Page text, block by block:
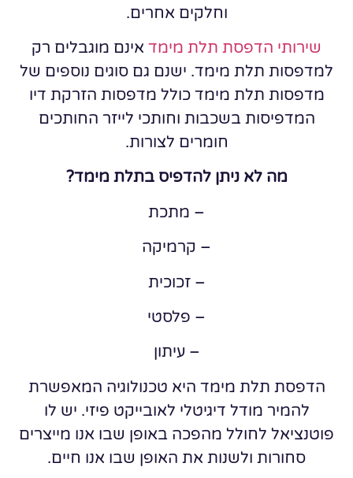
וחלקים אחרים.
שירותי הדפסת תלת מימד אינם מוגבלים רק
למדפסות תלת מימד. ישנם גם סוגים נוספים של
מדפסות תלת מימד כולל מדפסות הזרקת דיו
המדפיסות בשכבות וחותכי לייזר החותכים
חומרים לצורות.
מה לא ניתן להדפיס בתלת מימד?
– מתכת
– קרמיקה
– זכוכית
– פלסטי
– עיתון
הדפסת תלת מימד היא טכנולוגיה המאפשרת
להמיר מודל דיגיטלי לאובייקט פיזי. יש לו
פוטנציאל לחולל מהפכה באופן שבו אנו מייצרים
סחורות ולשנות את האופן שבו אנו חיים.